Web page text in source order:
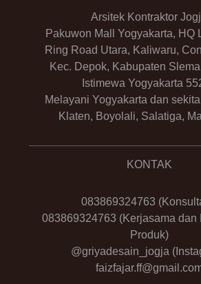
Arsitek Kontraktor
Pakuwon Mall Yogyakarta, HQ
Ring Road Utara, Kaliwaru,
Kec. Depok, Kabupaten
Istimewa Yogyakarta
Melayani Yogyakarta dan
Klaten, Boyolali, Salatiga,
KONTAK
083869324763
083869324763 (Kerjasama dan
Produk)
@griyadesain_jogja